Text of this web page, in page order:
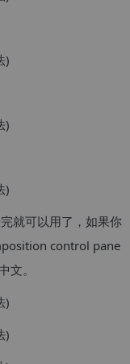
就可以用了，如果你
control pane
。